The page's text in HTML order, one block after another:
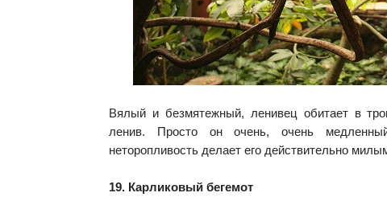
Вялый и безмятежный, ленивец обитает в
ленив. Просто он очень, очень
неторопливость делает его действительно
19. Карликовый бегемот